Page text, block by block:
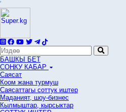
'
БАШКЫ БЕТ
СОҢКУ КАБАР
Саясат
Коом жана турмуш
Саясаттагы соттук иштер
Маданият, шоу-бизнес
Кылмыштар, кырсыктар